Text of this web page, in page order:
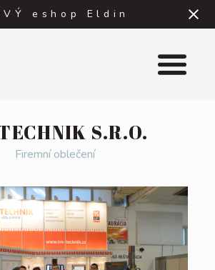
eshop Eldin
S.R.O.
Firemní oblečení